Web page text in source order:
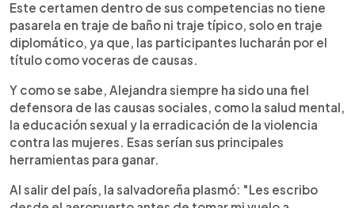
Este certamen dentro de sus competencias no tiene
pasarela en traje de baño ni traje típico, solo en traje
diplomático, ya que, las participantes lucharán por el
título como voceras de causas.
Y como se sabe, Alejandra siempre ha sido una fiel
defensora de las causas sociales, como la salud mental,
la educación sexual y la erradicación de la violencia
contra las mujeres. Esas serían sus principales
herramientas para ganar.
Al salir del país, la salvadoreña plasmó: "Les escribo